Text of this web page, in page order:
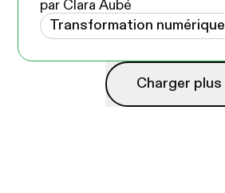
par Clara Aubé
Transformation numérique
Charger plus